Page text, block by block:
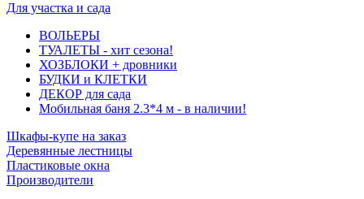
Для участка и сада
ВОЛЬЕРЫ
ТУАЛЕТЫ - хит сезона!
ХОЗБЛОКИ + дровники
БУДКИ и КЛЕТКИ
ДЕКОР для сада
Мобильная баня 2.3*4 м - в наличии!
Шкафы-купе на заказ
Деревянные лестницы
Пластиковые окна
Производители